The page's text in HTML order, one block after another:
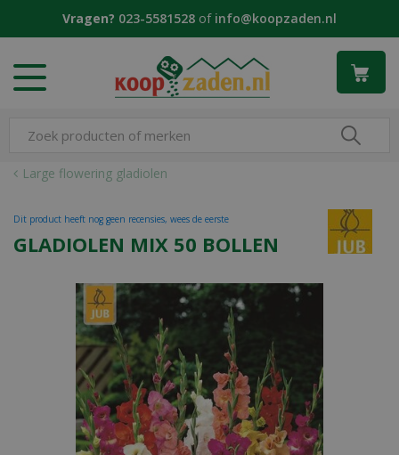
Large flowering gladiolen
Vragen? 023-5581528 of info@koopzaden.nl
GLADIOLEN MIX 50 BOLLEN
Dit product heeft nog geen recensies, wees de eerste